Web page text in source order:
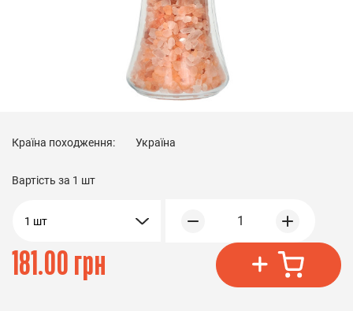
Країна походження: Україна
Вартість за 1 шт
1 шт 1
181.00 грн